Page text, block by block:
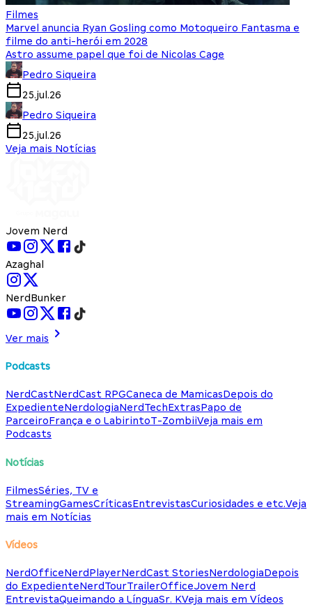
Filmes
Marvel anuncia Ryan Gosling como Motoqueiro Fantasma e
filme do anti-herói em 2028
Astro assume papel que foi de Nicolas Cage
Pedro Siqueira
25.jul.26
Pedro Siqueira
25.jul.26
Veja mais Notícias
Jovem Nerd
Azaghal
NerdBunker
Ver mais
Podcasts
NerdCastNerdCast RPGCaneca de MamicasDepois do
ExpedienteNerdologiaNerdTechExtrasPapo de
ParceiroFrança e o LabirintoT-ZombiiVeja mais em
Podcasts
Notícias
FilmesSéries, TV e
StreamingGamesCríticasEntrevistasCuriosidades e etc.Veja
mais em Notícias
Vídeos
NerdOfficeNerdPlayerNerdCast StoriesNerdologiaDepois
do ExpedienteNerdTourTrailerOfficeJovem Nerd
EntrevistaQueimando a LínguaSr. KVeja mais em Vídeos